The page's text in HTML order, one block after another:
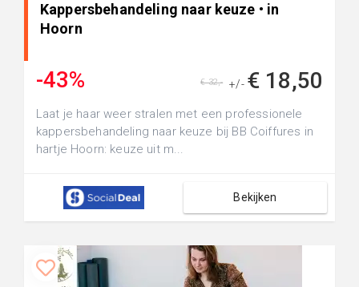
Kappersbehandeling naar keuze • in
Hoorn
-43% +/- € 18,50
€ 32,-
Laat je haar weer stralen met een professionele
kappersbehandeling naar keuze bij BB Coiffures in
hartje Hoorn: keuze uit m...
Bekijken